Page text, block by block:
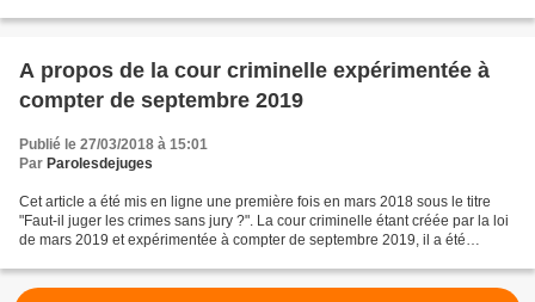
A propos de la cour criminelle expérimentée à
compter de septembre 2019
Publié le 27/03/2018 à 15:01
Par Parolesdejuges
Cet article a été mis en ligne une première fois en mars 2018 sous le titre
"Faut-il juger les crimes sans jury ?". La cour criminelle étant créée par la loi
de mars 2019 et expérimentée à compter de septembre 2019, il a été